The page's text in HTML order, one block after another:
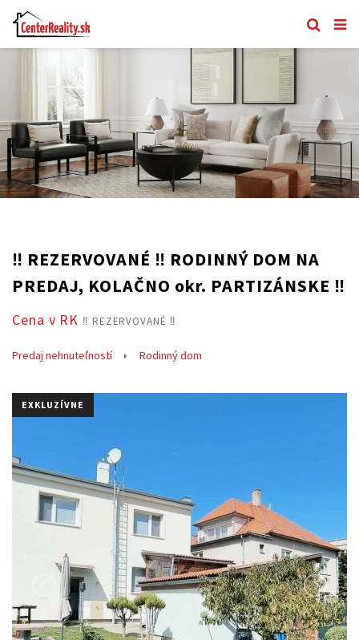
‼️ REZERVOVANÉ ‼️ RODINNÝ DOM NA
PREDAJ, KOLAČNO okr. PARTIZÁNSKE ‼️
Cena v RK ‼️ REZERVOVANÉ ‼️
Predaj nehnuteľností Rodinný dom
EXKLUZÍVNE